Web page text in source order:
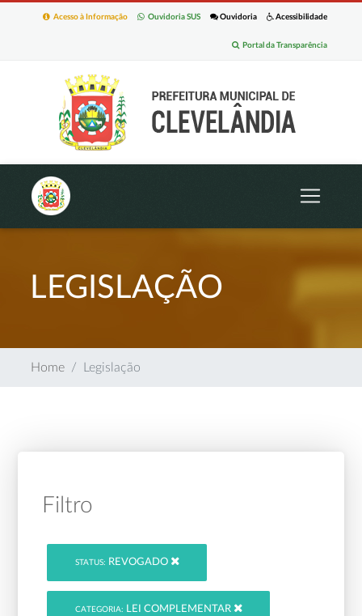
Acessibilidade
Ouvidoria
Ouvidoria SUS
Acesso à Informação
Portal da Transparência
LEGISLAÇÃO
Home Legislação
Filtro
STATUS: REVOGADO
CATEGORIA: LEI COMPLEMENTAR